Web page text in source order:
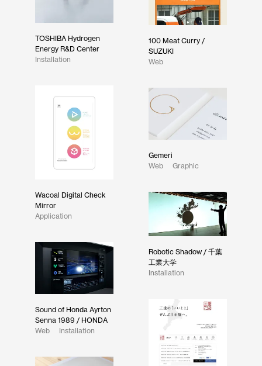
100 Meat Curry /
SUZUKI
Web
TOSHIBA Hydrogen
Energy R&D Center
Installation
Wacoal Digital Check
Mirror
Application
Gemeri
Web
Graphic
Robotic Shadow / 千葉
工業大学
Installation
Sound of Honda Ayrton
Senna 1989 / HONDA
Web
Installation